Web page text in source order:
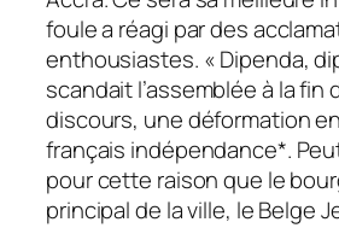
foule a réagi par des
enthousiastes. « Dipenda,
scandait l’assemblée à la fin
discours, une déformation
français indépendance*.
pour cette raison que le
principal de la ville, le Belge